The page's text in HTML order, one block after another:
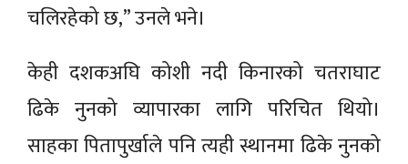
चलिरहेको छ,” उनले भने।
केही दशकअघि कोशी नदी किनारको चतराघाट
ढिके नुनको व्यापारका लागि परिचित थियो।
साहका पितापुर्खाले पनि त्यही स्थानमा ढिके नुनको